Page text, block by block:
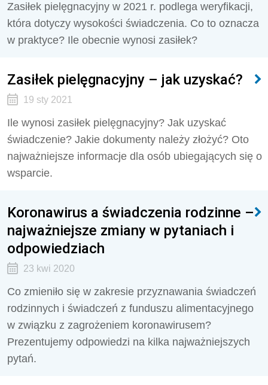
Zasiłek pielęgnacyjny w 2021 r. podlega weryfikacji,
która dotyczy wysokości świadczenia. Co to oznacza
w praktyce? Ile obecnie wynosi zasiłek?
Zasiłek pielęgnacyjny – jak uzyskać?
19 sty 2021
Ile wynosi zasiłek pielęgnacyjny? Jak uzyskać
świadczenie? Jakie dokumenty należy złożyć? Oto
najważniejsze informacje dla osób ubiegających się o
wsparcie.
Koronawirus a świadczenia rodzinne –
najważniejsze zmiany w pytaniach i
odpowiedziach
23 kwi 2020
Co zmieniło się w zakresie przyznawania świadczeń
rodzinnych i świadczeń z funduszu alimentacyjnego
w związku z zagrożeniem koronawirusem?
Prezentujemy odpowiedzi na kilka najważniejszych
pytań.